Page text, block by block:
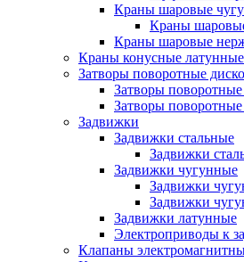
Краны шаровые
Краны
Краны шаровые
Краны конусные латунные
Затворы поворотные
Затворы
Затворы
Задвижки
Задвижки стальные
Задвижки
Задвижки чугунные
Задвижки
Задвижки
Задвижки латунные
Электроприводы к
Клапаны